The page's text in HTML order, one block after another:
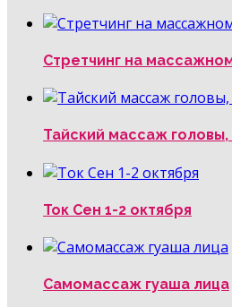
Стретчинг на
Тайский массаж
Ток Сен 1-2 октября
Самомассаж гуаша лица